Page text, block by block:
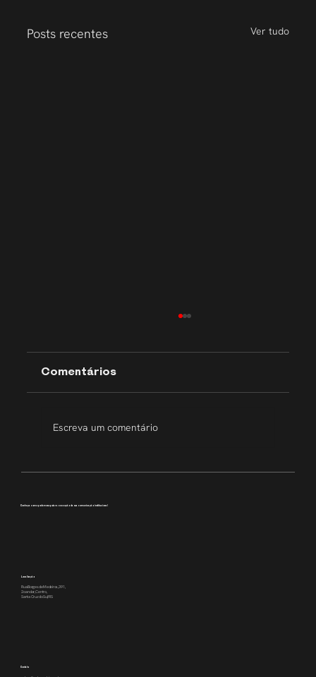
Posts recentes Ver tudo
Comentários
Escreva um comentário
Conheça como podemos apoiar a execução da sua comunicação institucional
Rua Borges de Medeiros, 391,
2o andar, Centro,
Santa Cruz do Sul/RS
Contato